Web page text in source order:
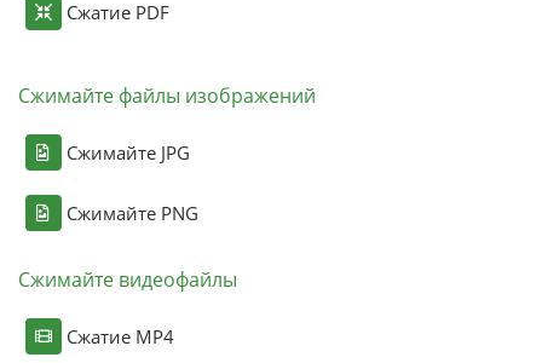
Сжатие PDF
Сжимайте файлы изображений
Сжимайте JPG
Сжимайте PNG
Сжимайте видеофайлы
Сжатие MP4